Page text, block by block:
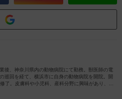
後、神奈川県内の動物病院にて勤務。獣医師の電
巡回を経て、横浜市に自身の動物病院を開院。開
了。皮膚科や小児科、産科分野に興味があり、